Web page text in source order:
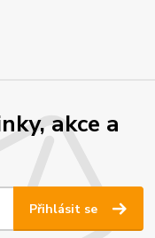
akce a
Přihlásit se